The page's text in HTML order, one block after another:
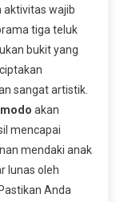
aktivitas wajib
tiga teluk
bukit yang
sangat artistik.
akan
mencapai
mendaki anak
lunas oleh
Anda